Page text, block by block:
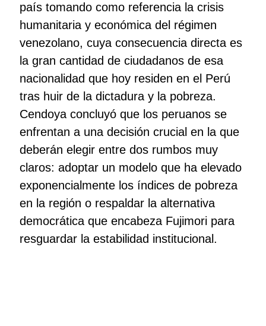
país tomando como referencia la crisis
humanitaria y económica del régimen
venezolano, cuya consecuencia directa es
la gran cantidad de ciudadanos de esa
nacionalidad que hoy residen en el Perú
tras huir de la dictadura y la pobreza.
Cendoya concluyó que los peruanos se
enfrentan a una decisión crucial en la que
deberán elegir entre dos rumbos muy
claros: adoptar un modelo que ha elevado
exponencialmente los índices de pobreza
en la región o respaldar la alternativa
democrática que encabeza Fujimori para
resguardar la estabilidad institucional.